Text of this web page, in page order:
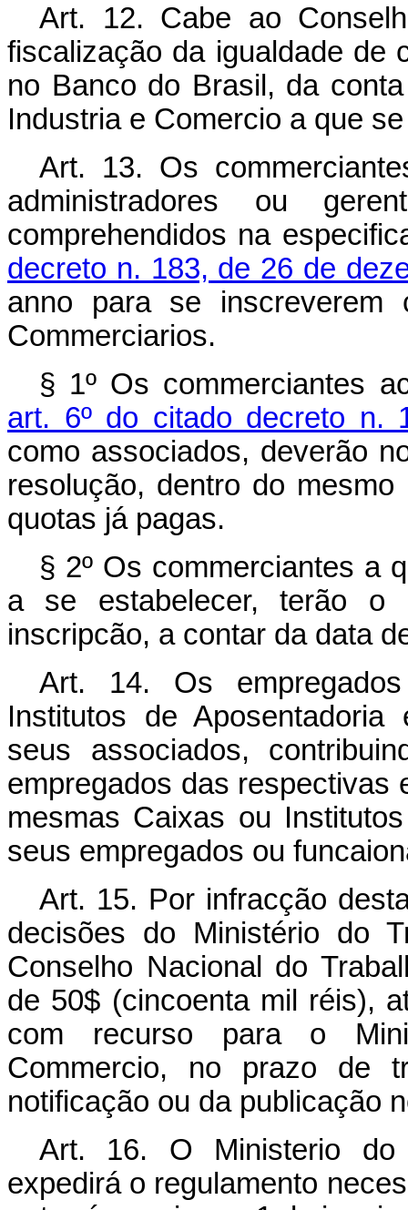
Art. 12. Cabe ao
fiscalização da igualdade de
no Banco do Brasil, da
Industria e Comercio a que
Art. 13. Os
administradores ou
comprehendidos na
decreto n. 183, de 26 de
anno para se inscreverem
Commerciarios.
§ 1º Os commerciantes
art. 6º do citado decreto n.
como associados, deverão
resolução, dentro do
quotas já pagas.
§ 2º Os commerciantes a
a se estabelecer, terão o
inscripcão, a contar da data
Art. 14. Os
Institutos de
seus associados,
empregados das respectivas
mesmas Caixas ou
seus empregados ou
Art. 15. Por infracção
decisões do Ministério do
Conselho Nacional do
de 50$ (cincoenta mil réis),
com recurso para o
Commercio, no prazo de
notificação ou da publicação
Art. 16. O Ministerio do
expedirá o regulamento